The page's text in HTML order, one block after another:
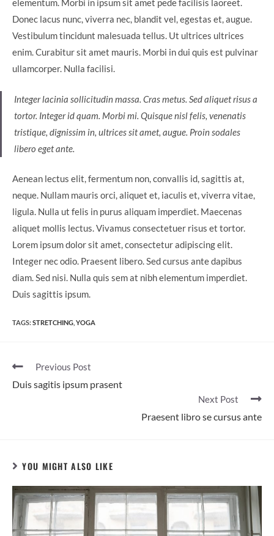
elementum. Morbi in ipsum sit amet pede facilisis laoreet.
Donec lacus nunc, viverra nec, blandit vel, egestas et, augue.
Vestibulum tincidunt malesuada tellus. Ut ultrices ultrices
enim. Curabitur sit amet mauris. Morbi in dui quis est pulvinar
ullamcorper. Nulla facilisi.
Integer lacinia sollicitudin massa. Cras metus. Sed aliquet risus a
tortor. Integer id quam. Morbi mi. Quisque nisl felis, venenatis
tristique, dignissim in, ultrices sit amet, augue. Proin sodales
libero eget ante.
Aenean lectus elit, fermentum non, convallis id, sagittis at,
neque. Nullam mauris orci, aliquet et, iaculis et, viverra vitae,
ligula. Nulla ut felis in purus aliquam imperdiet. Maecenas
aliquet mollis lectus. Vivamus consectetuer risus et tortor.
Lorem ipsum dolor sit amet, consectetur adipiscing elit.
Integer nec odio. Praesent libero. Sed cursus ante dapibus
diam. Sed nisi. Nulla quis sem at nibh elementum imperdiet.
Duis sagittis ipsum.
TAGS:STRETCHING YOGA
Previous Post
Duis sagitis ipsum prasent
Next Post
Praesent libro se cursus ante
YOU MIGHT ALSO LIKE